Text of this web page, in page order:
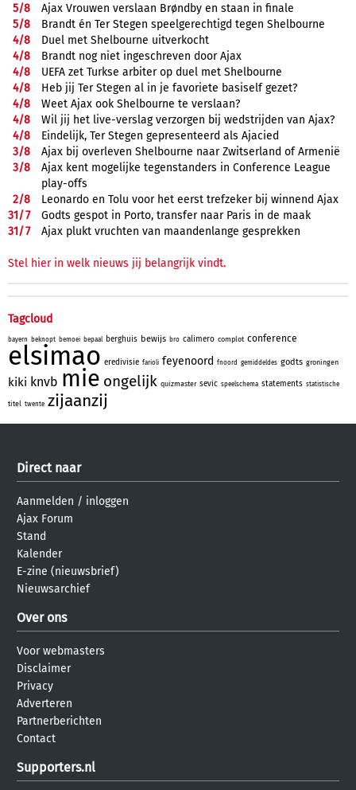
5/8
Ajax Vrouwen verslaan Brøndby en staan in finale
5/8
Brandt én Ter Stegen speelgerechtigd tegen Shelbourne
4/8
Duel met Shelbourne uitverkocht
4/8
Brandt nog niet ingeschreven door Ajax
4/8
UEFA zet Turkse arbiter op duel met Shelbourne
4/8
Heb jij Ter Stegen al in je favoriete basiself gezet?
4/8
Weet Ajax ook Shelbourne te verslaan?
4/8
Wil jij het live-verslag verzorgen bij wedstrijden van Ajax?
4/8
Eindelijk, Ter Stegen gepresenteerd als Ajacied
3/8
Ajax bij overleven Shelbourne naar Zwitserland of Armenië
3/8
Ajax kent mogelijke tegenstanders in Conference League
play-offs
2/8
Leonardo en Tolu voor het eerst trefzeker bij winnend Ajax
31/7
Godts gespot in Porto, transfer naar Paris in de maak
31/7 Ajax plukt vruchten van maandenlange gesprekken
Stel hier in welk nieuws jij belangrijk vindt.
Tagcloud
bayern beknopt bemoei bepaal berghuis bewijs bro calimero complot conference
elsimao eredivisie farioli feyenoord fnoord gemiddeldes godts groningen
kiki knvb mie ongelijk quizmaster sevic speelschema statements statistische
titel twente zijaanzij
Direct naar
Aanmelden / inloggen
Ajax Forum
Stand
Kalender
E-zine (nieuwsbrief)
Nieuwsarchief
Over ons
Voor webmasters
Disclaimer
Privacy
Adverteren
Partnerberichten
Contact
Supporters.nl